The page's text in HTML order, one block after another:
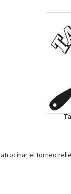
el torneo